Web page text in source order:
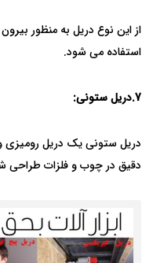
از این نوع دریل به منظور
استفاده می شود.
7.دریل ستونی:
دریل ستونی یک دریل رومیزی
دقیق در چوب و فلزات